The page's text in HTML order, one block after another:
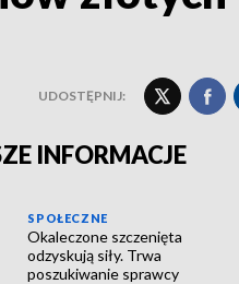
UDOSTĘPNIJ:
INFORMACJE
SPOŁECZNE
Okaleczone szczenięta
odzyskują siły. Trwa
poszukiwanie sprawcy